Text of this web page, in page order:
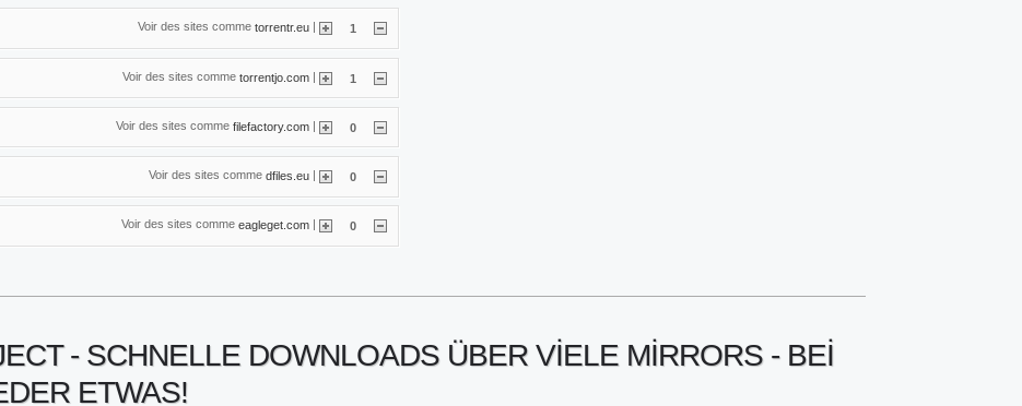
Voir des sites comme torrentr.eu 1
Voir des sites comme torrentjo.com | 1
Voir des sites comme filefactory.com | 0
Voir des sites comme dfiles.eu | 0
Voir des sites comme eagleget.com 0
- SCHNELLE DOWNLOADS ÜBER VIELE MIRRORS - BEI
ETWAS!